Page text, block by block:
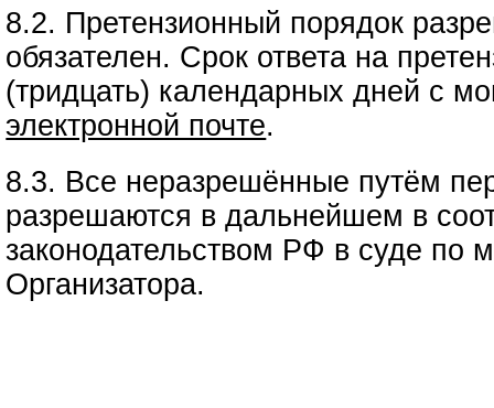
8.2. Претензионный порядок
обязателен. Срок ответа на
(тридцать) календарных дней с
электронной почте.
8.3. Все неразрешённые путём
разрешаются в дальнейшем в
законодательством РФ в суде по
Организатора.